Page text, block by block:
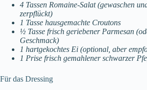
4 Tassen Romaine-Salat (gewaschen
zerpflückt)
1 Tasse hausgemachte Croutons
½ Tasse frisch geriebener Parmesan
Geschmack)
1 hartgekochtes Ei (optional, aber
1 Prise frisch gemahlener schwarzer
Für das Dressing